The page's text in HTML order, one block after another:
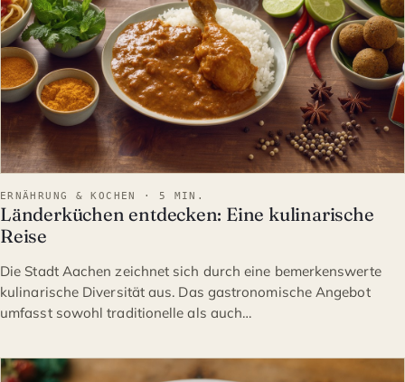
ERNÄHRUNG & KOCHEN · 5 MIN.
Länderküchen entdecken: Eine kulinarische
Reise
Die Stadt Aachen zeichnet sich durch eine bemerkenswerte
kulinarische Diversität aus. Das gastronomische Angebot
umfasst sowohl traditionelle als auch…
ERNÄHRUNG & KOCHEN